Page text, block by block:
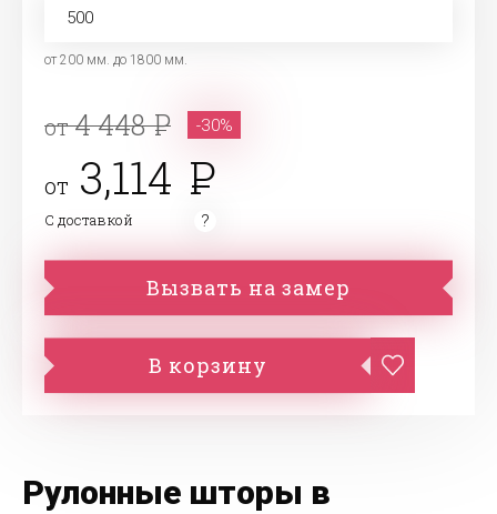
от 200 мм. до 1800 мм.
от4 448 -30%
от 3,114
С доставкой
Вызвать на замер
В корзину
Рулонные шторы в